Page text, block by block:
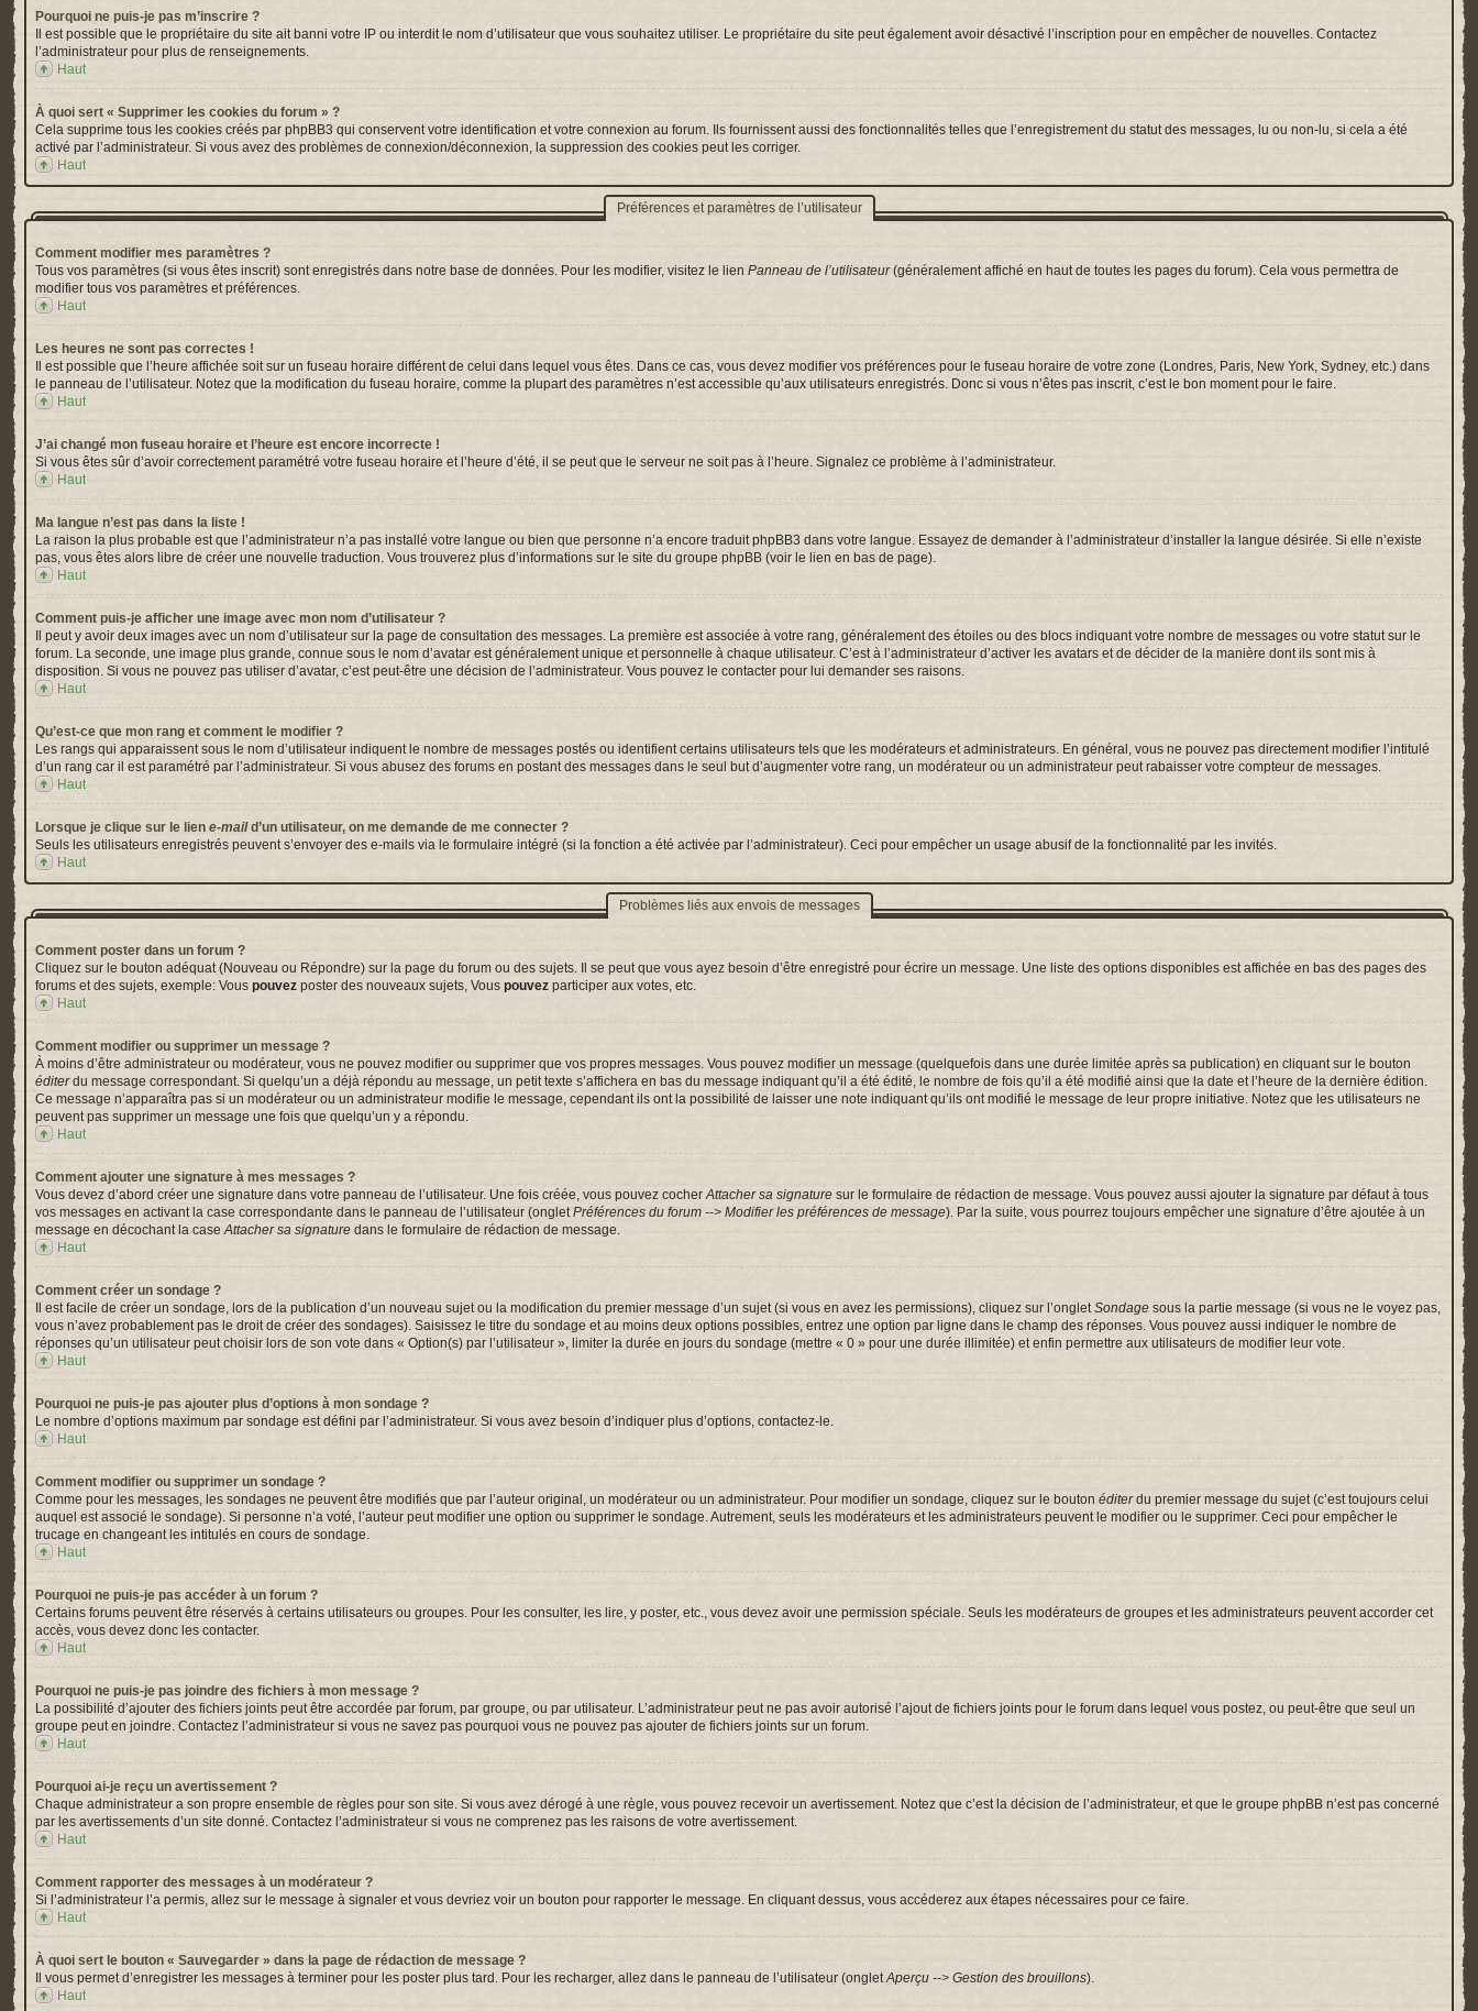
Pourquoi ne puis-je pas m’inscrire ?
Il est possible que le propriétaire du site ait banni votre IP ou interdit le nom d’utilisateur que vous souhaitez utiliser. Le propriétaire du site peut également avoir désactivé l’inscription pour en empêcher de nouvelles. Contactez
l’administrateur pour plus de renseignements.
Haut
À quoi sert « Supprimer les cookies du forum » ?
Cela supprime tous les cookies créés par phpBB3 qui conservent votre identification et votre connexion au forum. Ils fournissent aussi des fonctionnalités telles que l’enregistrement du statut des messages, lu ou non-lu, si cela a été
activé par l’administrateur. Si vous avez des problèmes de connexion/déconnexion, la suppression des cookies peut les corriger.
Haut
Préférences et paramètres de l’utilisateur
Comment modifier mes paramètres ?
Tous vos paramètres (si vous êtes inscrit) sont enregistrés dans notre base de données. Pour les modifier, visitez le lien Panneau de l’utilisateur(généralement affiché en haut de toutes les pages du forum). Cela vous permettra de
modifier tous vos paramètres et préférences.
Haut
Les heures ne sont pas correctes !
Il est possible que l’heure affichée soit sur un fuseau horaire différent de celui dans lequel vous êtes. Dans ce cas, vous devez modifier vos préférences pour le fuseau horaire de votre zone (Londres, Paris, New York, Sydney, etc.) dans
le panneau de l’utilisateur. Notez que la modification du fuseau horaire, comme la plupart des paramètres n’est accessible qu’aux utilisateurs enregistrés. Donc si vous n’êtes pas inscrit, c’est le bon moment pour le faire.
Haut
J’ai changé mon fuseau horaire et l’heure est encore incorrecte !
Si vous êtes sûr d’avoir correctement paramétré votre fuseau horaire et l’heure d’été, il se peut que le serveur ne soit pas à l’heure. Signalez ce problème à l’administrateur.
Haut
Ma langue n’est pas dans la liste !
La raison la plus probable est que l’administrateur n’a pas installé votre langue ou bien que personne n’a encore traduit phpBB3 dans votre langue. Essayez de demander à l’administrateur d’installer la langue désirée. Si elle n’existe
pas, vous êtes alors libre de créer une nouvelle traduction. Vous trouverez plus d’informations sur le site du groupe phpBB (voir le lien en bas de page).
Haut
Comment puis-je afficher une image avec mon nom d’utilisateur ?
Il peut y avoir deux images avec un nom d’utilisateur sur la page de consultation des messages. La première est associée à votre rang, généralement des étoiles ou des blocs indiquant votre nombre de messages ou votre statut sur le
forum. La seconde, une image plus grande, connue sous le nom d’avatar est généralement unique et personnelle à chaque utilisateur. C’est à l’administrateur d’activer les avatars et de décider de la manière dont ils sont mis à
disposition. Si vous ne pouvez pas utiliser d’avatar, c’est peut-être une décision de l’administrateur. Vous pouvez le contacter pour lui demander ses raisons.
Haut
Qu’est-ce que mon rang et comment le modifier ?
Les rangs qui apparaissent sous le nom d’utilisateur indiquent le nombre de messages postés ou identifient certains utilisateurs tels que les modérateurs et administrateurs. En général, vous ne pouvez pas directement modifier l’intitulé
d’un rang car il est paramétré par l’administrateur. Si vous abusez des forums en postant des messages dans le seul but d’augmenter votre rang, un modérateur ou un administrateur peut rabaisser votre compteur de messages.
Haut
Lorsque je clique sur le lien e-maild’un utilisateur, on me demande de me connecter ?
Seuls les utilisateurs enregistrés peuvent s’envoyer des e-mails via le formulaire intégré (si la fonction a été activée par l’administrateur). Ceci pour empêcher un usage abusif de la fonctionnalité par les invités.
Haut
Problèmes liés aux envois de messages
Comment poster dans un forum ?
Cliquez sur le bouton adéquat (Nouveau ou Répondre) sur la page du forum ou des sujets. Il se peut que vous ayez besoin d’être enregistré pour écrire un message. Une liste des options disponibles est affichée en bas des pages des
forums et des sujets, exemple: Vous pouvez poster des nouveaux sujets, Vous pouvez participer aux votes, etc.
Haut
Comment modifier ou supprimer un message ?
À moins d’être administrateur ou modérateur, vous ne pouvez modifier ou supprimer que vos propres messages. Vous pouvez modifier un message (quelquefois dans une durée limitée après sa publication) en cliquant sur le bouton
éditerdu message correspondant. Si quelqu’un a déjà répondu au message, un petit texte s’affichera en bas du message indiquant qu’il a été édité, le nombre de fois qu’il a été modifié ainsi que la date et l’heure de la dernière édition.
Ce message n’apparaîtra pas si un modérateur ou un administrateur modifie le message, cependant ils ont la possibilité de laisser une note indiquant qu’ils ont modifié le message de leur propre initiative. Notez que les utilisateurs ne
peuvent pas supprimer un message une fois que quelqu’un y a répondu.
Haut
Comment ajouter une signature à mes messages ?
Vous devez d’abord créer une signature dans votre panneau de l’utilisateur. Une fois créée, vous pouvez cocherAttacher sa signature sur le formulaire de rédaction de message. Vous pouvez aussi ajouter la signature par défaut à tous
vos messages en activant la case correspondante dans le panneau de l’utilisateur (ongletPréférences du forum --> Modifier les préférences de message). Par la suite, vous pourrez toujours empêcher une signature d’être ajoutée à un
message en décochant la caseAttacher sa signature dans le formulaire de rédaction de message.
Haut
Comment créer un sondage ?
Il est facile de créer un sondage, lors de la publication d’un nouveau sujet ou la modification du premier message d’un sujet (si vous en avez les permissions), cliquez sur l’ongletSondage sous la partie message (si vous ne le voyez pas,
vous n’avez probablement pas le droit de créer des sondages). Saisissez le titre du sondage et au moins deux options possibles, entrez une option par ligne dans le champ des réponses. Vous pouvez aussi indiquer le nombre de
réponses qu’un utilisateur peut choisir lors de son vote dans « Option(s) par l’utilisateur », limiter la durée en jours du sondage (mettre « 0 » pour une durée illimitée) et enfin permettre aux utilisateurs de modifier leur vote.
Haut
Pourquoi ne puis-je pas ajouter plus d’options à mon sondage ?
Le nombre d’options maximum par sondage est défini par l’administrateur. Si vous avez besoin d’indiquer plus d’options, contactez-le.
Haut
Comment modifier ou supprimer un sondage ?
Comme pour les messages, les sondages ne peuvent être modifiés que par l’auteur original, un modérateur ou un administrateur. Pour modifier un sondage, cliquez sur le bouton éditerdu premier message du sujet (c’est toujours celui
auquel est associé le sondage). Si personne n’a voté, l’auteur peut modifier une option ou supprimer le sondage. Autrement, seuls les modérateurs et les administrateurs peuvent le modifier ou le supprimer. Ceci pour empêcher le
trucage en changeant les intitulés en cours de sondage.
Haut
Pourquoi ne puis-je pas accéder à un forum ?
Certains forums peuvent être réservés à certains utilisateurs ou groupes. Pour les consulter, les lire, y poster, etc., vous devez avoir une permission spéciale. Seuls les modérateurs de groupes et les administrateurs peuvent accorder cet
accès, vous devez donc les contacter.
Haut
Pourquoi ne puis-je pas joindre des fichiers à mon message ?
La possibilité d’ajouter des fichiers joints peut être accordée par forum, par groupe, ou par utilisateur. L’administrateur peut ne pas avoir autorisé l’ajout de fichiers joints pour le forum dans lequel vous postez, ou peut-être que seul un
groupe peut en joindre. Contactez l’administrateur si vous ne savez pas pourquoi vous ne pouvez pas ajouter de fichiers joints sur un forum.
Haut
Pourquoi ai-je reçu un avertissement ?
Chaque administrateur a son propre ensemble de règles pour son site. Si vous avez dérogé à une règle, vous pouvez recevoir un avertissement. Notez que c’est la décision de l’administrateur, et que le groupe phpBB n’est pas concerné
par les avertissements d’un site donné. Contactez l’administrateur si vous ne comprenez pas les raisons de votre avertissement.
Haut
Comment rapporter des messages à un modérateur ?
Si l’administrateur l’a permis, allez sur le message à signaler et vous devriez voir un bouton pour rapporter le message. En cliquant dessus, vous accéderez aux étapes nécessaires pour ce faire.
Haut
À quoi sert le bouton « Sauvegarder » dans la page de rédaction de message ?
Il vous permet d’enregistrer les messages à terminer pour les poster plus tard. Pour les recharger, allez dans le panneau de l’utilisateur (ongletAperçu --> Gestion des brouillons).
Haut